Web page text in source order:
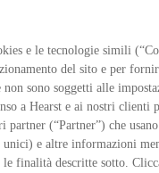
e le tecnologie simili
del sito e per
sono soggetti alle
a Hearst e ai nostri
(“Partner”) che
e altre informazioni
finalità descritte sotto.